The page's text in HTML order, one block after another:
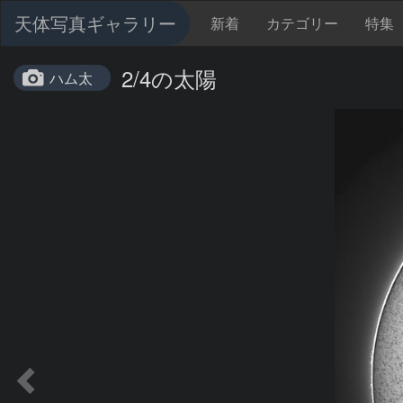
天体写真ギャラリー 新着 カテゴリー 特集
ハム太 2/4の太陽